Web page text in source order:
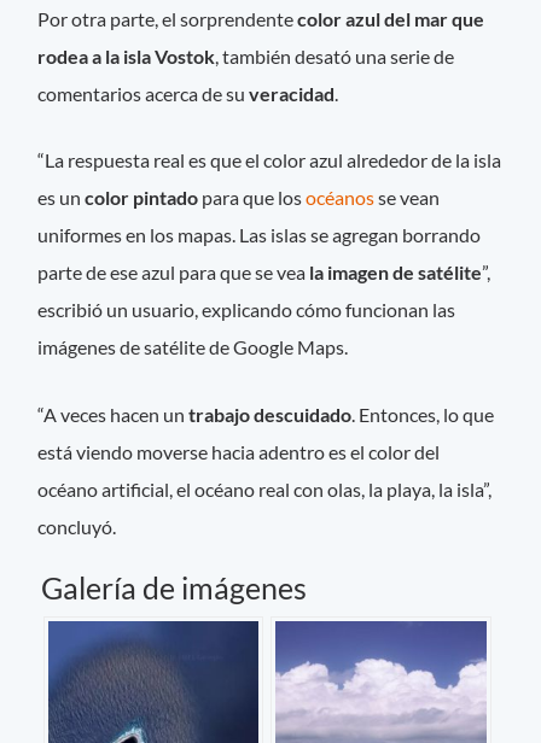
Por otra parte, el sorprendentecolor azul del mar que
rodea a la isla Vostok, también desató una serie de
comentarios acerca de suveracidad.
“La respuesta real es que el color azul alrededor de la isla
es uncolor pintado para que losocéanosse vean
uniformes en los mapas. Las islas se agregan borrando
parte de ese azul para que se vea la imagen de satélite”,
escribió un usuario, explicando cómo funcionan las
imágenes de satélite de Google Maps.
“A veces hacen untrabajo descuidado . Entonces, lo que
está viendo moverse hacia adentro es el color del
océano artificial, el océano real con olas, la playa, la isla”,
concluyó.
Galería de imágenes